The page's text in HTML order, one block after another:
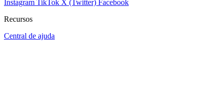
Instagram TikTok X (Twitter) Facebook
Recursos
Central de ajuda